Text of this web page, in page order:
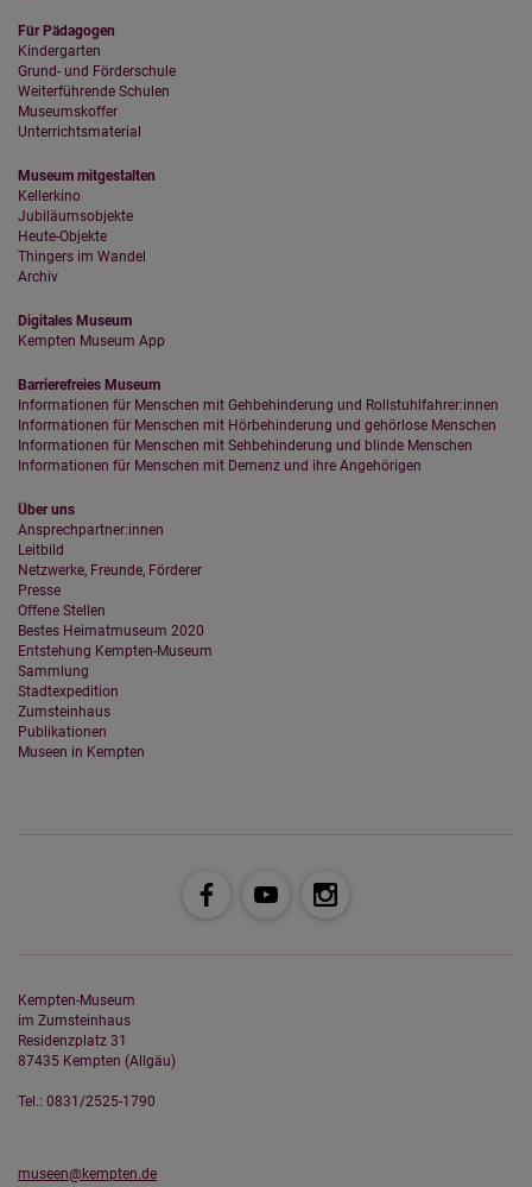
Für Pädagogen
Kindergarten
Grund- und Förderschule
Weiterführende Schulen
Museumskoffer
Unterrichtsmaterial
Museum mitgestalten
Kellerkino
Jubiläumsobjekte
Heute-Objekte
Thingers im Wandel
Archiv
Digitales Museum
Kempten Museum App
Barrierefreies Museum
Informationen für Menschen mit Gehbehinderung und Rollstuhlfahrer:innen
Informationen für Menschen mit Hörbehinderung und gehörlose Menschen
Informationen für Menschen mit Sehbehinderung und blinde Menschen
Informationen für Menschen mit Demenz und ihre Angehörigen
Über uns
Ansprechpartner:innen
Leitbild
Netzwerke, Freunde, Förderer
Presse
Offene Stellen
Bestes Heimatmuseum 2020
Entstehung Kempten-Museum
Sammlung
Stadtexpedition
Zumsteinhaus
Publikationen
Museen in Kempten
Kempten-Museum
im Zumsteinhaus
Residenzplatz 31
87435 Kempten (Allgäu)
Tel.: 0831/2525-1790
museen@kempten.de